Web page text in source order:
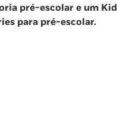
pré-escolar e um
para pré-escolar.